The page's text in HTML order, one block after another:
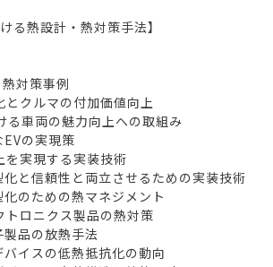
熱設計・熱対策手法】
対策事例
クルマの付加価値向上
両の魅力向上への取組み
の実現策
実現する実装技術
信頼性と両立させるための実装技術
ための熱マネジメント
ロニクス製品の熱対策
の放熱手法
スの低熱抵抗化の動向